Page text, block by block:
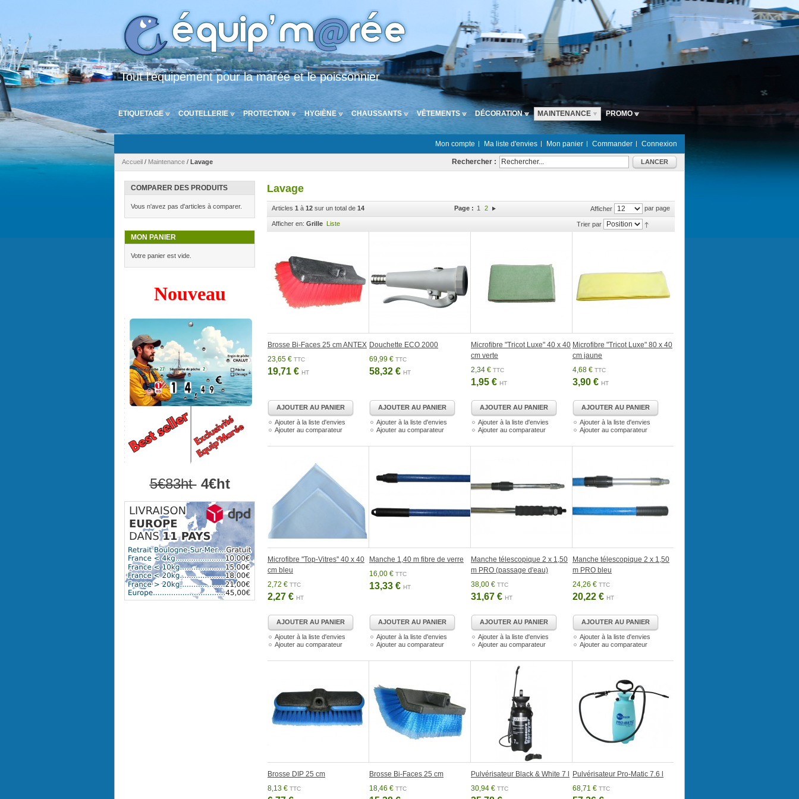
Tout l'équipement pour la marée et le poissonnier
ETIQUETAGE COUTELLERIE PROTECTION HYGIÈNE CHAUSSANTS VÊTEMENTS DÉCORATION MAINTENANCE PROMO
Mon compte Ma liste d'envies Mon panier Commander Connexion
Accueil / Maintenance / Lavage Rechercher : LANCER
Lavage
Articles 1 à 12 sur un total de 14 Afficher par page
Page : 1 2
Afficher en: Grille Liste Trier par
Brosse Bi-Faces 25 cm ANTEX
23,65 € TTC
19,71 € HT
AJOUTER AU PANIER
Ajouter à la liste d'envies
Ajouter au comparateur
Douchette ECO 2000
69,99 € TTC
58,32 € HT
AJOUTER AU PANIER
Ajouter à la liste d'envies
Ajouter au comparateur
Microfibre "Tricot Luxe" 40 x 40
cm verte
2,34 € TTC
1,95 € HT
AJOUTER AU PANIER
Ajouter à la liste d'envies
Ajouter au comparateur
Microfibre "Tricot Luxe" 80 x 40
cm jaune
4,68 € TTC
3,90 € HT
AJOUTER AU PANIER
Ajouter à la liste d'envies
Ajouter au comparateur
Microfibre ''Top-Vitres'' 40 x 40
cm bleu
2,72 € TTC
2,27 € HT
AJOUTER AU PANIER
Ajouter à la liste d'envies
Ajouter au comparateur
Manche 1,40 m fibre de verre
16,00 € TTC
13,33 € HT
AJOUTER AU PANIER
Ajouter à la liste d'envies
Ajouter au comparateur
Manche télescopique 2 x 1,50
m PRO (passage d'eau)
38,00 € TTC
31,67 € HT
AJOUTER AU PANIER
Ajouter à la liste d'envies
Ajouter au comparateur
Manche télescopique 2 x 1,50
m PRO bleu
24,26 € TTC
20,22 € HT
AJOUTER AU PANIER
Ajouter à la liste d'envies
Ajouter au comparateur
Brosse DIP 25 cm
8,13 € TTC
Brosse Bi-Faces 25 cm
18,46 € TTC
Pulvérisateur Black & White 7 l
30,94 € TTC
Pulvérisateur Pro-Matic 7.6 l
68,71 € TTC
COMPARER DES PRODUITS
Vous n'avez pas d'articles à comparer.
MON PANIER
Votre panier est vide.
Nouveau
5€83ht4€ht